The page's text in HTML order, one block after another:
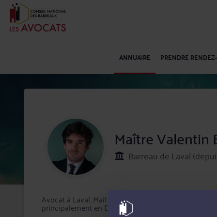
ANNUAIRE PRENDRE
Maître Valentin
Barreau de Laval
Avocat à Laval, Maître Valentin BARREAU intervient
principalement en Droit des sociétés, Droit fiscal et